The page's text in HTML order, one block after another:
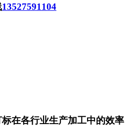
13527591104
在各行业生产加工中的效率